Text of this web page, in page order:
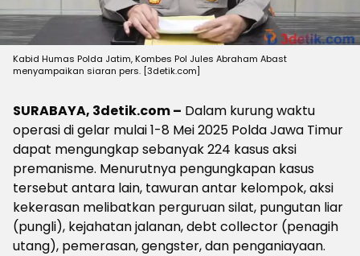
Kabid Humas Polda Jatim, Kombes Pol Jules Abraham Abast
menyampaikan siaran pers. [3detik.com]
SURABAYA, 3detik.com – Dalam kurung waktu
operasi di gelar mulai 1-8 Mei 2025 Polda Jawa Timur
dapat mengungkap sebanyak 224 kasus aksi
premanisme. Menurutnya pengungkapan kasus
tersebut antara lain, tawuran antar kelompok, aksi
kekerasan melibatkan perguruan silat, pungutan liar
(pungli), kejahatan jalanan, debt collector (penagih
utang), pemerasan, gengster, dan penganiayaan.